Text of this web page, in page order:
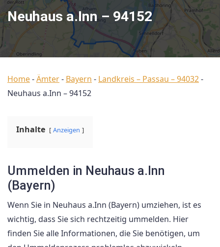
Neuhaus a.Inn – 94152
Home-Ämter- Bayern - Landkreis – Passau – 94032-
Neuhaus a.Inn – 94152
Inhalte Anzeigen
Ummelden in Neuhaus a.Inn
(Bayern)
Wenn Sie in Neuhaus a.Inn (Bayern) umziehen, ist es
wichtig, dass Sie sich rechtzeitig ummelden. Hier
finden Sie alle Informationen, die Sie benötigen, um